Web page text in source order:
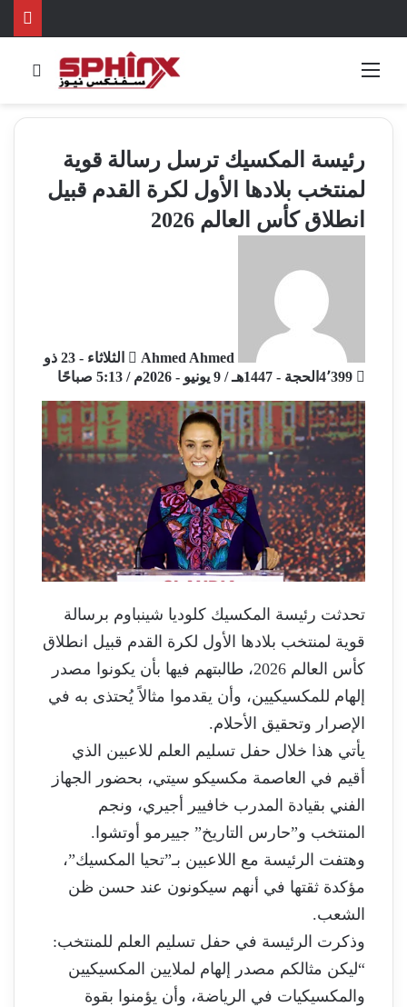
رئيسة المكسيك ترسل رسالة قوية
لمنتخب بلادها الأول لكرة القدم قبيل
انطلاق كأس العالم 2026
Ahmed Ahmed
ي
د
ا
ك
ر
و
ن
ي
ا
الثلاثاء - 23 ذو
الحجة - 1447هـ / 9 يونيو - 2026م / 5:13 صباحًا
تحدثت رئيسة المكسيك كلوديا شينباوم برسالة
قوية لمنتخب بلادها الأول لكرة القدم قبيل انطلاق
كأس العالم 2026، طالبتهم فيها بأن يكونوا مصدر
إلهام للمكسيكيين، وأن يقدموا مثالاً يُحتذى به في
الإصرار وتحقيق الأحلام.
يأتي هذا خلال حفل تسليم العلم للاعبين الذي
أقيم في العاصمة مكسيكو سيتي، بحضور الجهاز
الفني بقيادة المدرب خافيير أجيري، ونجم
المنتخب و”حارس التاريخ” جييرمو أوتشوا.
وهتفت الرئيسة مع اللاعبين بـ”تحيا المكسيك”،
مؤكدة ثقتها في أنهم سيكونون عند حسن ظن
الشعب.
وذكرت الرئيسة في حفل تسليم العلم للمنتخب:
“ليكن مثالكم مصدر إلهام لملايين المكسيكيين
والمكسيكيات في الرياضة، وأن يؤمنوا بقوة